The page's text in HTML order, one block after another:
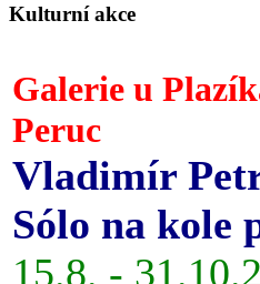
Kulturní akce
Galerie u
Peruc
Vladimír
Sólo na kole
15.8. -